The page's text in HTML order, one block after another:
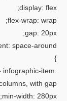
display:
flex-wrap:
gap:
space-
3 columns, with gap
min-width: